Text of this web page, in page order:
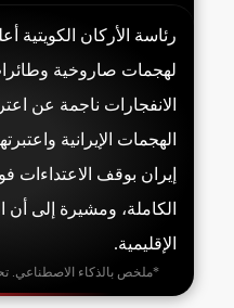
رئاسة الأركان الكويتية
لهجمات صاروخية
الانفجارات ناجمة عن
الهجمات الإيرانية
إيران بوقف الاعتداءات
الكاملة، ومشيرة إلى
الإقليمية.
*ملخص بالذكاء الاصطناعي.